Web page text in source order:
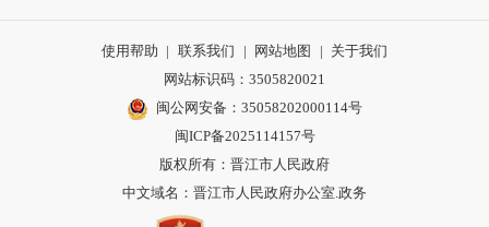
使用帮助 | 联系我们 | 网站地图 | 关于我们
网站标识码：3505820021
闽公网安备：35058202000114号
闽ICP备2025114157号
版权所有：晋江市人民政府
中文域名：晋江市人民政府办公室.政务